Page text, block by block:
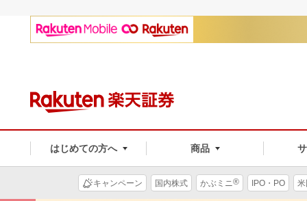
はじめての方へ 商品
キャンペーン 国内株式 かぶミニ® IPO・PO